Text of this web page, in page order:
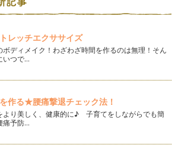
！
研究家 橋本清美です。 今月は流行して
チーズケーキ
研究家の橋本清美です。 今回は、ゼラチ
ーズカップケーキ
研究家 橋本清美です。 今回は、ボウル
スフレ…
レッチエクササイズ
ボディメイク！わざわざ時間を作るのは無理！そん
いつで…
作る★腰痛撃退チェック法！
より美しく、健康的に♪ 子育てをしながらでも簡
予防…